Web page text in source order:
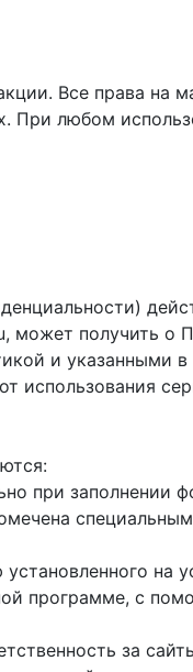
Все права на
любом
получить о
и указанными
использования
при
на
программе, с
за